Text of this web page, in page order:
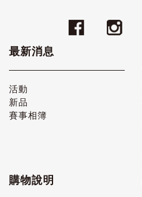
最新消息
活動
新品
賽事相簿
購物說明